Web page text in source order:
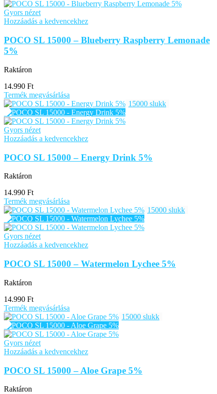
Gyors nézet
Hozzáadás a kedvencekhez
POCO SL 15000 – Blueberry Raspberry Lemonade
5%
Raktáron
14.990 Ft
Termék megvásárlása
15000 slukk
Gyors nézet
Hozzáadás a kedvencekhez
POCO SL 15000 – Energy Drink 5%
Raktáron
14.990 Ft
Termék megvásárlása
15000 slukk
Gyors nézet
Hozzáadás a kedvencekhez
POCO SL 15000 – Watermelon Lychee 5%
Raktáron
14.990 Ft
Termék megvásárlása
15000 slukk
Gyors nézet
Hozzáadás a kedvencekhez
POCO SL 15000 – Aloe Grape 5%
Raktáron